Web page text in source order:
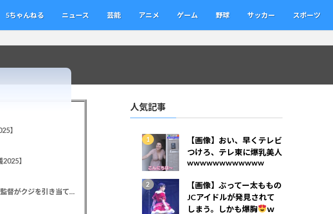
5ちゃんねる ニュース 芸能 アニメ ゲーム 野球 サッカー スポーツ
】
】
カープドラ1平川蓮！187cmのスイッチヒッター！立石正広を外し2度目の重複も新井監督がクジを引き当てる！【ドラフト会議2025】
人気記事
【画像】おい、早くテレビ
つけろ、テレ東に爆乳美人
wwwwwwwwwwww
【画像】ぶってー太ももの
JCアイドルが発見されて
しまう。しかも爆胸
ｗ